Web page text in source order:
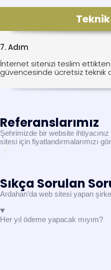
7. Adım
İnternet sitenizi teslim
güvencesinde ücretsiz teknik
Referanslarımız
Şehrimizde bir website
sitesi için fiyatlandırmalarımızı
Sıkça Sorulan
Ardahan’da web sitesi yapan
Her yıl ödeme yapacak mıyım?